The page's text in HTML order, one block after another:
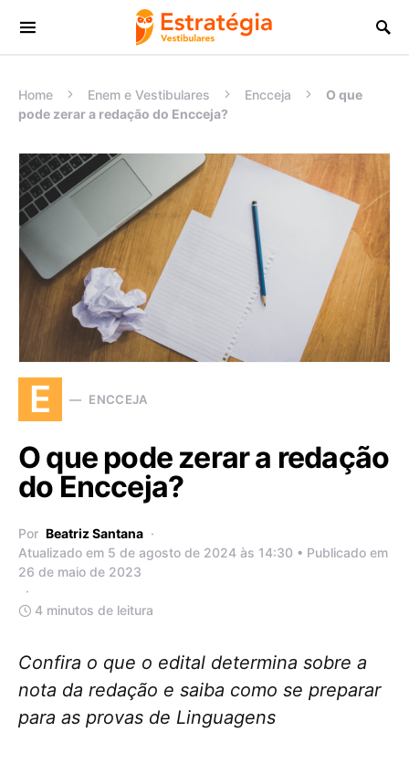
Procurar:
Home Enem e Vestibulares Encceja
O que
pode zerar a redação do Encceja?
E ENCCEJA
O que pode zerar a redação
do Encceja?
Por Beatriz Santana
Atualizado em 5 de agosto de 2024 às 14:30 • Publicado em
26 de maio de 2023
4 minutos de leitura
Confira o que o edital determina sobre a
nota da redação e saiba como se preparar
para as provas de Linguagens